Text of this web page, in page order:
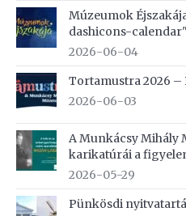
Múzeumok
dashicons-
2026-06-04
Tortamustra 2026 –
2026-06-03
A Munkácsy Mihály
karikatúrái a
2026-05-29
Pünkösdi